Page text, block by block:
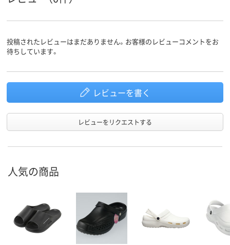
投稿されたレビューはまだありません。お客様のレビューコメントをお
待ちしています。
レビューを書く
レビューをリクエストする
人気の商品